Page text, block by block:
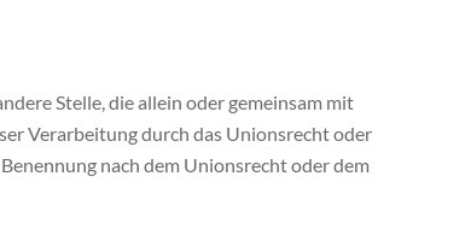
Stelle, die allein oder gemeinsam mit
Verarbeitung durch das Unionsrecht oder
nach dem Unionsrecht oder dem